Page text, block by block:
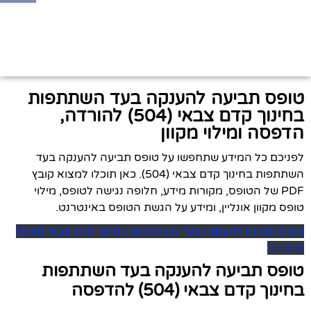
טופס תביעה להענקה בעד השתתפות
בחינוך קדם צבאי (504) להורדה,
הדפסה ומילוי מקוון
לפניכם כל המידע שתחפשו על טופס תביעה להענקה בעד
השתתפות בחינוך קדם צבאי (504). כאן תוכלו למצוא קובץ
PDF של הטופס, מקורות מידע, חלופה נגישה לטופס, מילוי
טופס מקוון אונליין, ומידע על הגשת הטופס באינטרנט.
טופס תביעה להענקה בעד השתתפות בחינוך קדם צבאי (504)
להורדה
טופס תביעה להענקה בעד השתתפות
בחינוך קדם צבאי (504) להדפסה